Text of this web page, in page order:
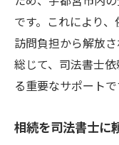
です。これにより
訪問負担から解放
総じて、司法書士
る重要なサポートで
相続を司法書士に